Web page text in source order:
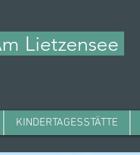
Lietzensee
KINDERTAGESSTÄTTE